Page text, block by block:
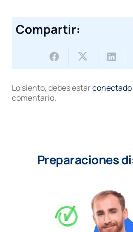
Compartir:
Lo siento, debes estarconectado
comentario.
Preparaciones